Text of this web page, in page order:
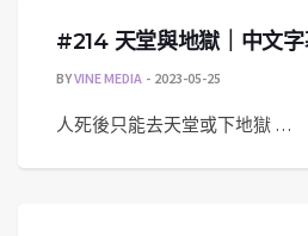
#214 天堂與地獄｜中文
BYVINE MEDIA 2023-05-25
人死後只能去天堂或下地獄 …